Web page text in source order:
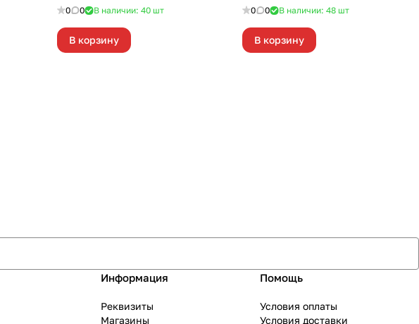
0 0 В наличии: 40 шт
В корзину
0 0 В наличии: 48 шт
В корзину
Информация
Реквизиты
Магазины
Помощь
Условия оплаты
Условия доставки